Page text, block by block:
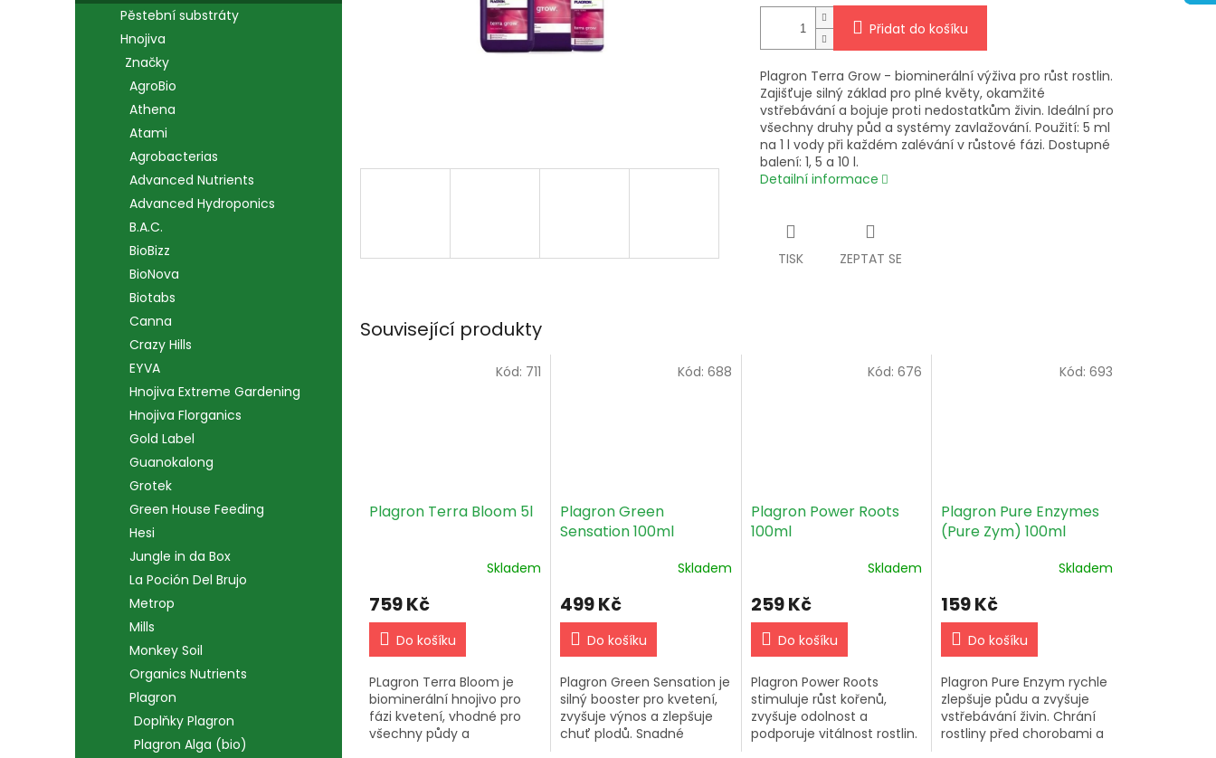
Pěstební substráty
Hnojiva
Značky
AgroBio
Athena
Atami
Agrobacterias
Advanced Nutrients
Advanced Hydroponics
B.A.C.
BioBizz
BioNova
Biotabs
Canna
Crazy Hills
EYVA
Hnojiva Extreme Gardening
Hnojiva Florganics
Gold Label
Guanokalong
Grotek
Green House Feeding
Hesi
Jungle in da Box
La Poción Del Brujo
Metrop
Mills
Monkey Soil
Organics Nutrients
Plagron
Doplňky Plagron
Plagron Alga (bio)
Přidat do košíku
Plagron Terra Grow - biominerální výživa pro růst rostlin.
Zajišťuje silný základ pro plné květy, okamžité
vstřebávání a bojuje proti nedostatkům živin. Ideální pro
všechny druhy půd a systémy zavlažování. Použití: 5 ml
na 1 l vody při každém zalévání v růstové fázi. Dostupné
balení: 1, 5 a 10 l.
Detailní informace
TISK ZEPTAT SE
Související produkty
Plagron Terra Bloom 5l
Skladem
759 Kč
Do košíku
PLagron Terra Bloom je
biominerální hnojivo pro
fázi kvetení, vhodné pro
všechny půdy a
Kód: 711
Plagron Green
Sensation 100ml
Skladem
499 Kč
Do košíku
Plagron Green Sensation je
silný booster pro kvetení,
zvyšuje výnos a zlepšuje
chuť plodů. Snadné
Kód: 688
Plagron Power Roots
100ml
Skladem
259 Kč
Do košíku
Plagron Power Roots
stimuluje růst kořenů,
zvyšuje odolnost a
podporuje vitálnost rostlin.
Kód:676
Plagron Pure Enzymes
(Pure Zym) 100ml
Skladem
159 Kč
Do košíku
Plagron Pure Enzym rychle
zlepšuje půdu a zvyšuje
vstřebávání živin. Chrání
rostliny před chorobami a
Kód: 693